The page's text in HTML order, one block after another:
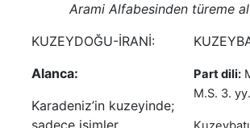
Arami Alfabesinden türeme
KUZEYDOĞU-İRANİ:
Alanca:
Karadeniz’in kuzeyinde;
Part dili:
M.S. 3. yy.